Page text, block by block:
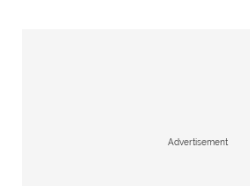
Advertisement